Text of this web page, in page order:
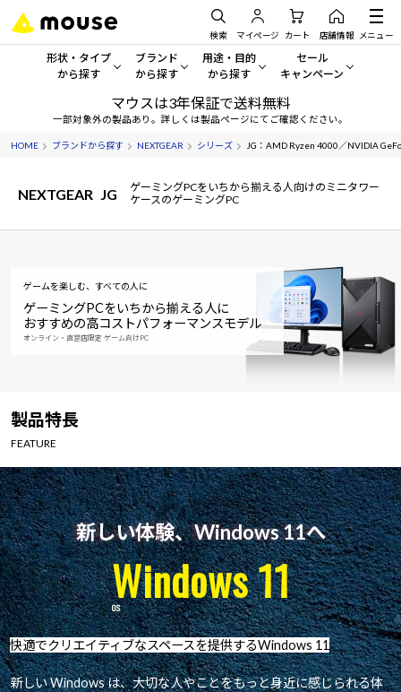
検索 マイページ カート 店舗情報 メニュー
形状・タイプ
から探す
形状・タイプから探す をすべてみる
デスクトップPC
ノートPC
サーバー
ワークステーション
Windows 11
ブランド
から探す
mouse
G TUNE
NEXTGEAR
MousePro
iiyama
用途・目的
から探す
一般向けパソコン
ゲーミングPC・ゲーム向けパソコン
クリエイティブ向け
学習向けパソコン
スペック/パーツ別
セール
キャンペーン
セール・キャンペー
期間限定セール
すべて新品の旧モデル製品
おすすめ目玉パソコン
今イチオシのパソコンをピ
Windows 11| Copilot+ PC
マウスは3年保証で送料無料
一部対象外の製品あり。詳しくは製品ページにてご確認ください。
HOME ブランドから探す NEXTGEAR シリーズ JG：AMD Ryzen 4000／NVIDIA
NEXTGEAR JG
ゲーミングPCをいちから揃える人向けのミニタワー
ケースのゲーミングPC
ゲームを楽しむ、すべての人に
ゲーミングPCをいちから揃える人に
おすすめの高コストパフォーマンスモデル
オンライン・直営店限定 ゲーム向けPC
製品特長
FEATURE
新しい体験、Windows 11へ
Windows 11
快適でクリエイティブなスペースを提供するWindows 11
新しい Windows は、大切な人やことをもっと身近に感じられる体